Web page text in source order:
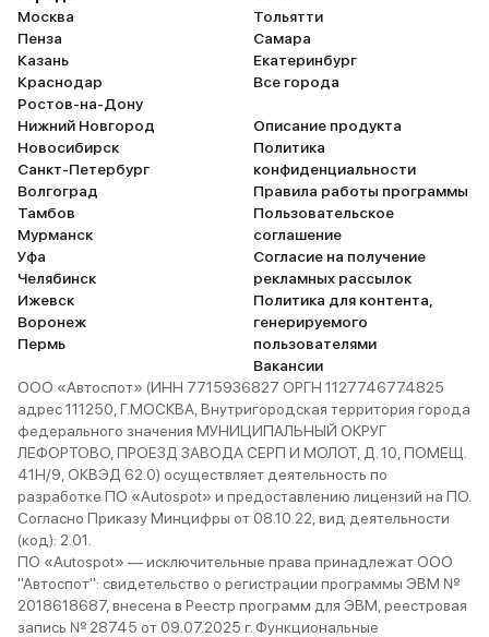
блокировка в межосевом
дифференциале. Не могу
наладить и всё, но как мне
объясняли, схема их довольно
сложная и не только у меня такие
проблемы. Нужно разобраться.
небольшой. Что не вызывает
Лучше, чем у Гелика я
Заезжал на болота и
Но нет, вытащил
Москва
Пенза
Казань
Краснодар
Ростов-на-Дону
Нижний Новгород
Новосибирск
Санкт-Петербург
Волгоград
Тамбов
Мурманск
Уфа
Челябинск
Ижевск
Воронеж
Пермь
Тольятти
Самара
Екатеринбург
Все города
Описание продукта
Политика
конфиденциальности
Правила работы программы
Пользовательское
соглашение
Согласие на получение
рекламных рассылок
Политика для контента,
генерируемого
пользователями
Вакансии
ООО «Автоспот» (ИНН 7715936827 ОРГН 1127746774825
адрес 111250, Г.МОСКВА, Внутригородская территория города
федерального значения МУНИЦИПАЛЬНЫЙ ОКРУГ
ЛЕФОРТОВО, ПРОЕЗД ЗАВОДА СЕРП И МОЛОТ, Д. 10, ПОМЕЩ.
41Н/9, ОКВЭД 62.0) осуществляет деятельность по
разработке ПО «Autospot» и предоставлению лицензий на ПО.
Согласно Приказу Минцифры от 08.10.22, вид деятельности
(код): 2.01.
ПО «Autospot» — исключительные права принадлежат ООО
"Автоспот": свидетельство о регистрации программы ЭВМ №
2018618687, внесена в Реестр программ для ЭВМ, реестровая
запись № 28745 от 09.07.2025 г. Функциональные